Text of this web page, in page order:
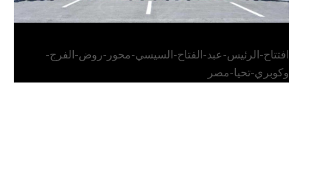
افتتاح-الرئيس-عبد-الفتاح-السيسي-محور-روض-الفرج-
وكوبري-تحيا-مصر